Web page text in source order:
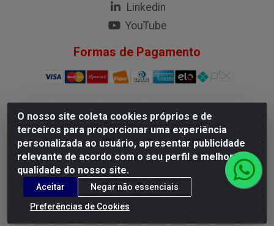
O nosso site coleta cookies próprios e de
terceiros para proporcionar uma experiência
personalizada ao usuário, apresentar publicidade
relevante de acordo com o seu perfil e melhorar a
qualidade do nosso site.
Aceitar
Negar não essenciais
Preferências de Cookies
Linkedin
YouTube
Formas de Pagamento
G.M.I. Distribuidora LTDA - Rua Conselheiro Pena, 50 - Santa
Branca, Belo Horizonte/MG - CEP 31.710-150 - CNPJ
04.098.359/0001-02